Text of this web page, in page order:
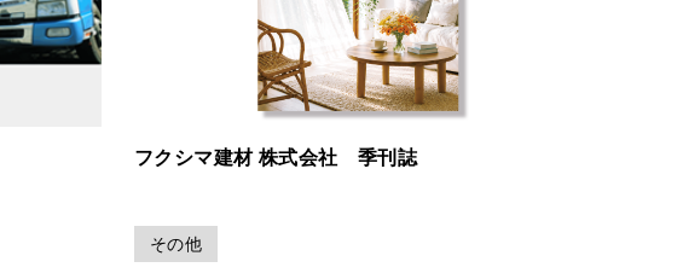
フクシマ建材 株式会社 季刊誌
その他